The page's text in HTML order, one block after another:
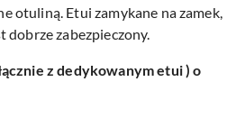
otuliną. Etui zamykane na zamek,
dobrze zabezpieczony.
z dedykowanym etui ) o